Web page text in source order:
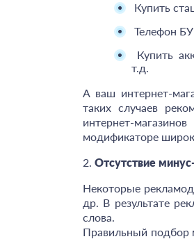
Купить
Телефон
Купить
т.д.
А ваш интернет-
таких случаев
интернет-
модификаторе
2. Отсутствие
Некоторые
др. В результате
слова.
Правильный подбор